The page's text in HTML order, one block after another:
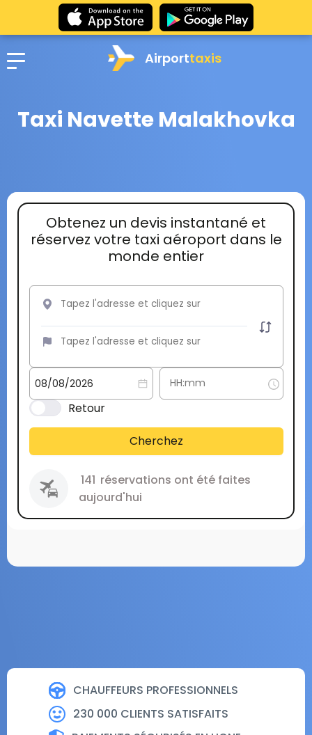
Airporttaxis
Taxi Navette Malakhovka
CHAUFFEURS PROFESSIONNELS
230 000 CLIENTS SATISFAITS
Obtenez un devis instantané et
réservez votre taxi aéroport dans le
monde entier
Retour
Cherchez
141 réservations ont été faites
aujourd'hui